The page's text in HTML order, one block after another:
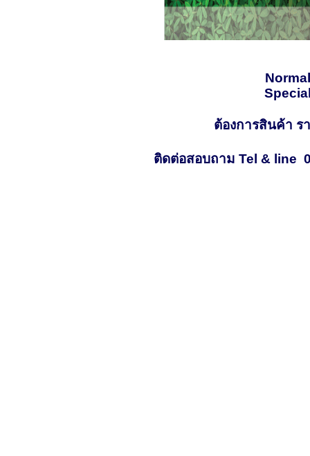
ต้องการสินค้า
ติดต่อสอบถาม Tel & line